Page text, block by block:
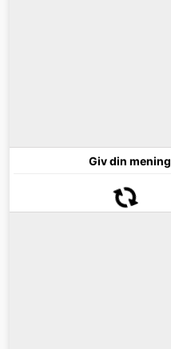
Giv din mening